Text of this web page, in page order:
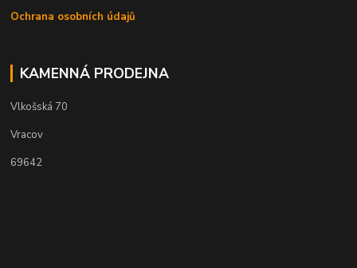
Ochrana osobních údajů
KAMENNÁ PRODEJNA
Vlkošská 70
Vracov
69642